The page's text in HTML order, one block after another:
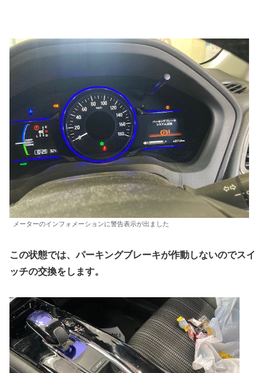
メーターのインフォメーションに警告表示が出ました
この状態では、パーキングブレーキが作動しないのでスイ
ッチの交換をします。